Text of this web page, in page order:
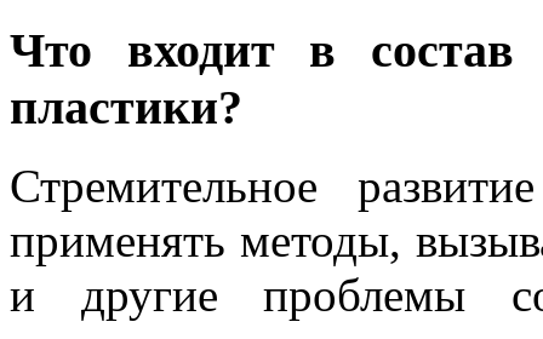
Что входит в состав
пластики?
Стремительное
применять методы,
и другие проблемы